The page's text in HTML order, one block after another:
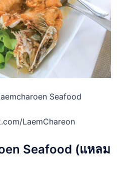
Seafood
LaemChareon
Seafood (แหลม